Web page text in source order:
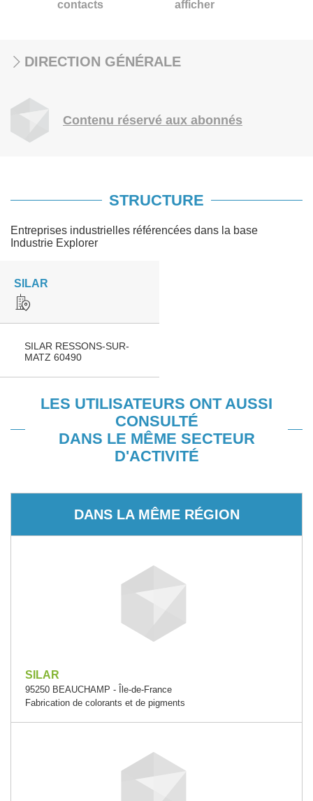
contacts afficher
DIRECTION GÉNÉRALE
Contenu réservé aux abonnés
STRUCTURE
Entreprises industrielles référencées dans la base
Industrie Explorer
SILAR
SILAR RESSONS-SUR-
MATZ 60490
LES UTILISATEURS ONT AUSSI
CONSULTÉ
DANS LE MÊME SECTEUR
D'ACTIVITÉ
DANS LA MÊME RÉGION
SILAR
95250 BEAUCHAMP - Île-de-France
Fabrication de colorants et de pigments